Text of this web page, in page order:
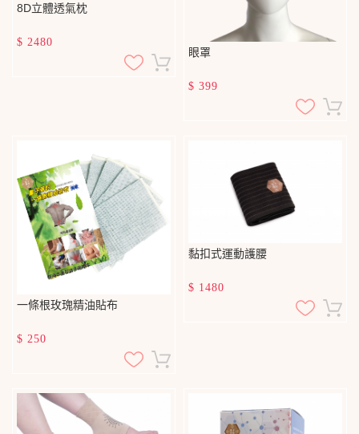
8D立體透氣枕
$ 2480
眼罩
$ 399
一條根玫瑰精油貼布
$ 250
黏扣式運動護腰
$ 1480